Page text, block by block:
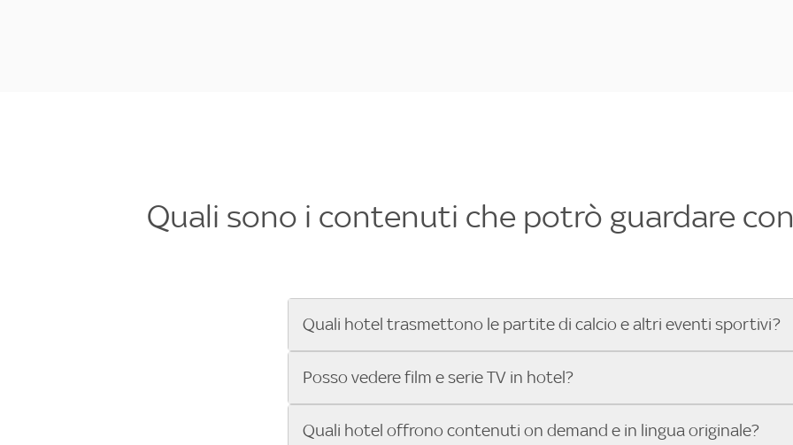
Quali sono i contenuti che potrò guardare
Quali hotel trasmettono le partite di calcio e altri eventi sportivi?
Se cerchi un hotel dove poter vedere le partite di Serie A, UEFA Champions
che trasmette gli eventi sportivi.
Posso vedere film e serie TV in hotel?
Sì, gli hotel che hanno Sky in camera offrono una vasta selezione di film
Quali hotel offrono contenuti on demand e in lingua originale?